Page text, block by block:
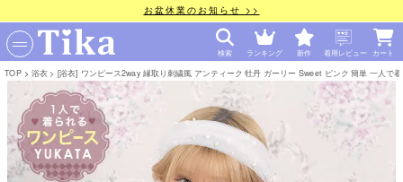
お盆休業のお知らせ >>
検索 ランキング 新作 着用レビュー カート
TOP 浴衣 [浴衣] ワンピース2way 縁取り刺繍風 アンティーク 牡丹 ガーリー Sweet ピンク 簡単 一人で